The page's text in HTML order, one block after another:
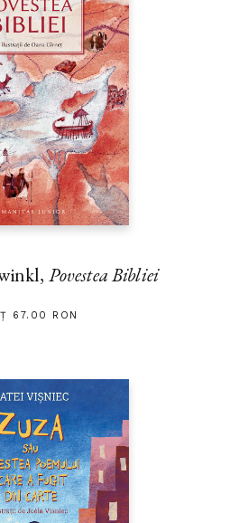
Povestea Bibliei
67.00 RON